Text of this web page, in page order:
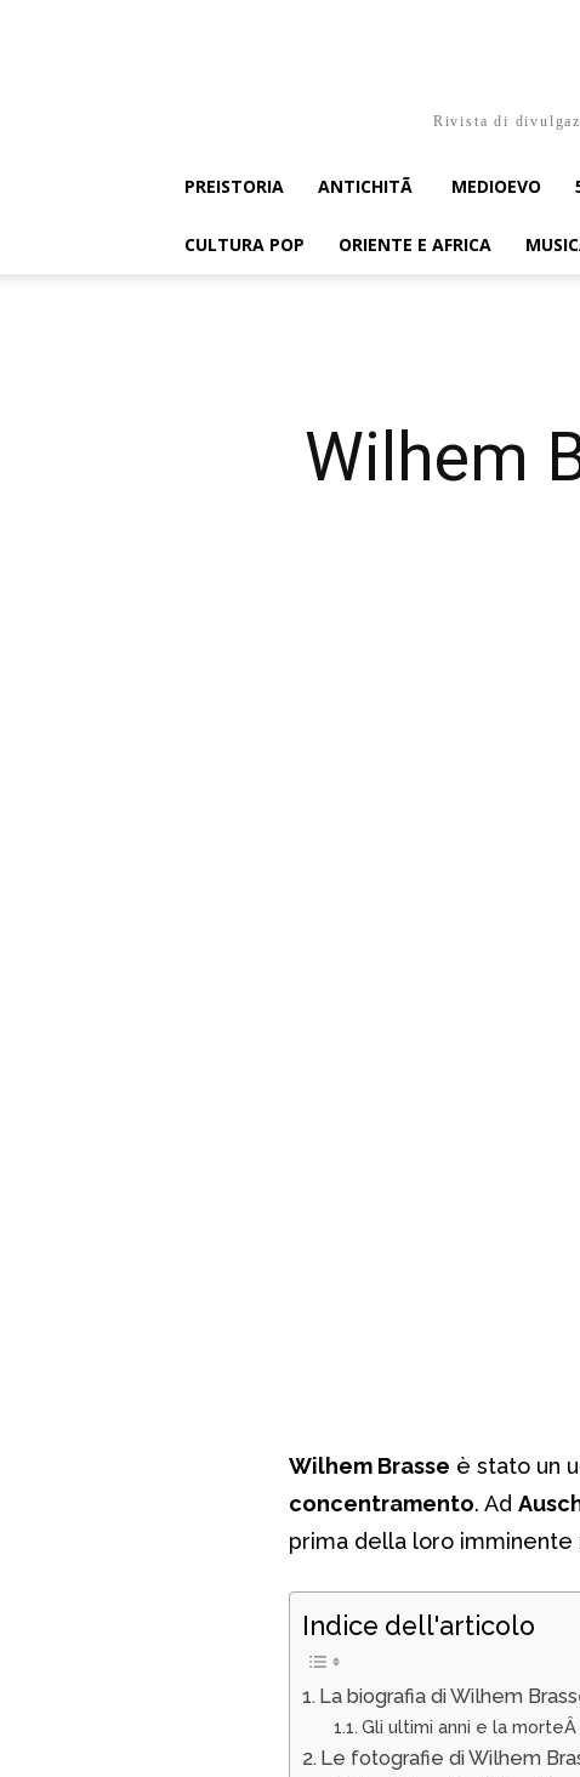
Rivista di
PREISTORIA ANTICHITÃ MEDIOEVO
CULTURA POP ORIENTE E AFRICA
Wilhem
Wilhem Brasse è stato un
concentramento. Ad
prima della loro imminente
Indice dell'articolo
La biografia di Wilhem
Gli ultimi anni e la morteÂ
Le fotografie di Wilhem